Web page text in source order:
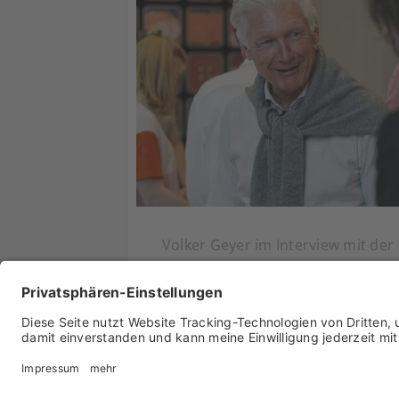
Volker Geyer im Interview mit der
Marken, Blog, KI und mehr
17. Juli 2025